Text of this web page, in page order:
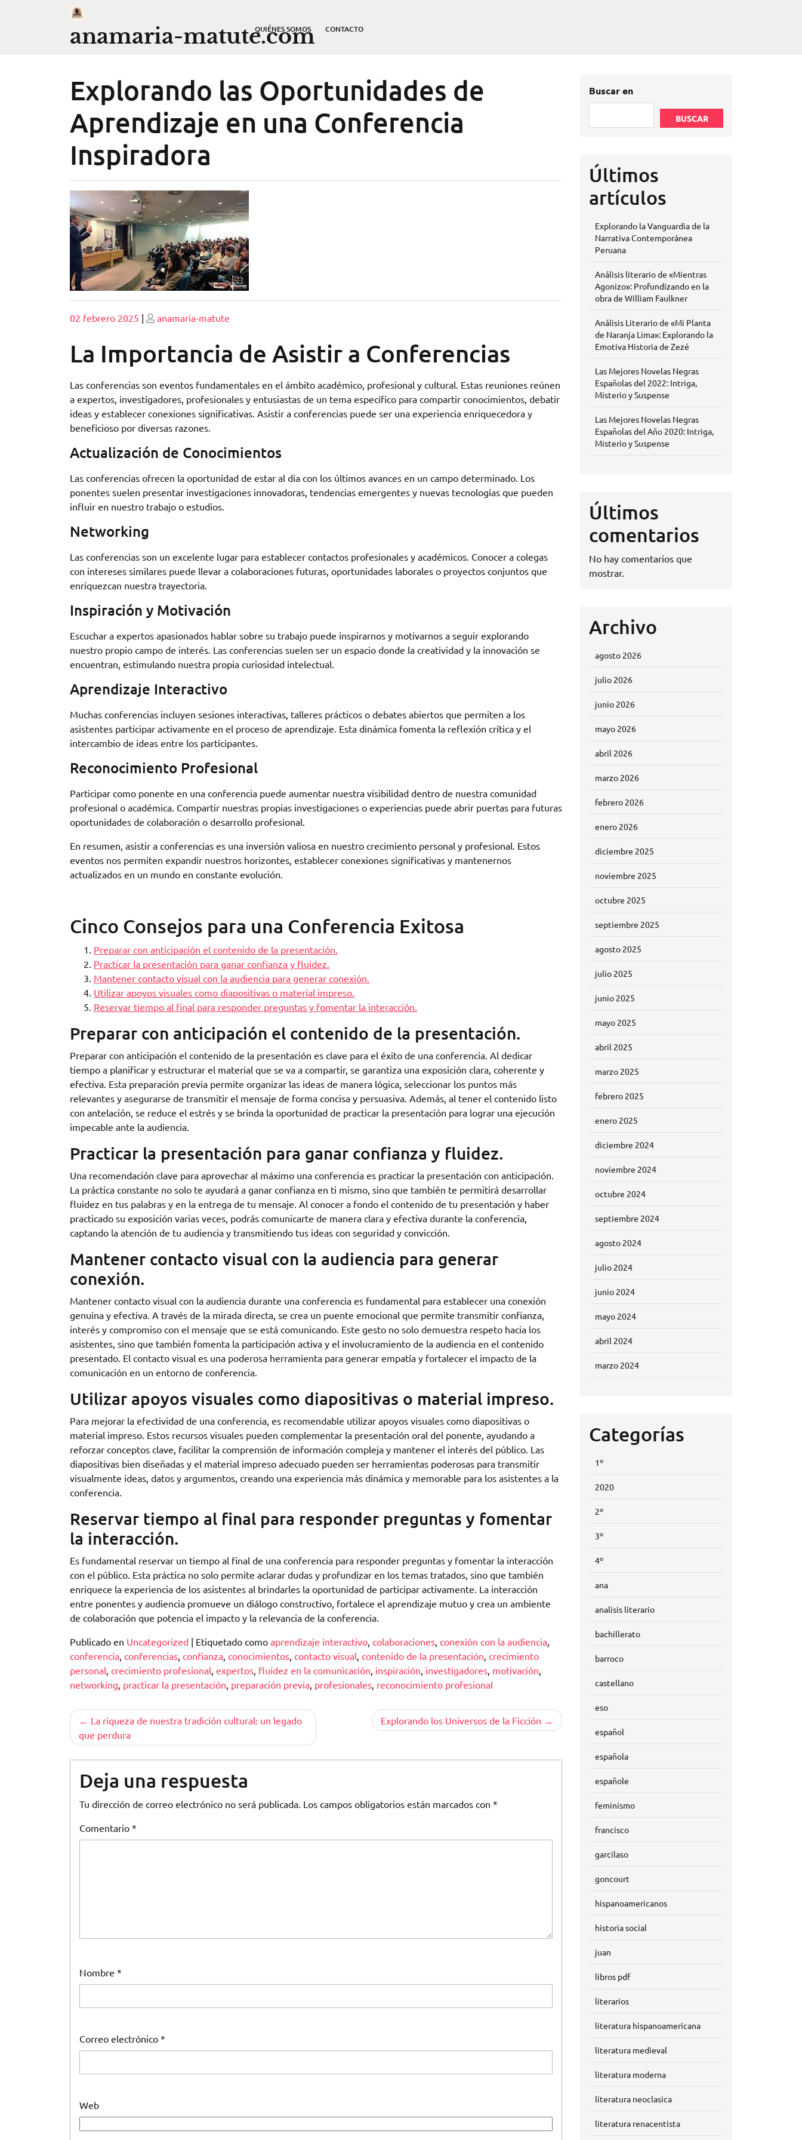
anamaria-matute.com
QUIÉNES SOMOS CONTACTO
Explorando las Oportunidades de
Aprendizaje en una Conferencia
Inspiradora
Publicado
02 febrero 2025 | Publicado
anamaria-matute
La Importancia de Asistir a Conferencias
Las conferencias son eventos fundamentales en el ámbito académico, profesional y cultural. Estas reuniones reúnen
a expertos, investigadores, profesionales y entusiastas de un tema específico para compartir conocimientos, debatir
ideas y establecer conexiones significativas. Asistir a conferencias puede ser una experiencia enriquecedora y
beneficioso por diversas razones.
Actualización de Conocimientos
Las conferencias ofrecen la oportunidad de estar al día con los últimos avances en un campo determinado. Los
ponentes suelen presentar investigaciones innovadoras, tendencias emergentes y nuevas tecnologías que pueden
influir en nuestro trabajo o estudios.
Networking
Las conferencias son un excelente lugar para establecer contactos profesionales y académicos. Conocer a colegas
con intereses similares puede llevar a colaboraciones futuras, oportunidades laborales o proyectos conjuntos que
enriquezcan nuestra trayectoria.
Inspiración y Motivación
Escuchar a expertos apasionados hablar sobre su trabajo puede inspirarnos y motivarnos a seguir explorando
nuestro propio campo de interés. Las conferencias suelen ser un espacio donde la creatividad y la innovación se
encuentran, estimulando nuestra propia curiosidad intelectual.
Aprendizaje Interactivo
Muchas conferencias incluyen sesiones interactivas, talleres prácticos o debates abiertos que permiten a los
asistentes participar activamente en el proceso de aprendizaje. Esta dinámica fomenta la reflexión crítica y el
intercambio de ideas entre los participantes.
Reconocimiento Profesional
Participar como ponente en una conferencia puede aumentar nuestra visibilidad dentro de nuestra comunidad
profesional o académica. Compartir nuestras propias investigaciones o experiencias puede abrir puertas para futuras
oportunidades de colaboración o desarrollo profesional.
En resumen, asistir a conferencias es una inversión valiosa en nuestro crecimiento personal y profesional. Estos
eventos nos permiten expandir nuestros horizontes, establecer conexiones significativas y mantenernos
actualizados en un mundo en constante evolución.
Cinco Consejos para una Conferencia Exitosa
Preparar con anticipación el contenido de la presentación.
Practicar la presentación para ganar confianza y fluidez.
Mantener contacto visual con la audiencia para generar conexión.
Utilizar apoyos visuales como diapositivas o material impreso.
Reservar tiempo al final para responder preguntas y fomentar la interacción.
Preparar con anticipación el contenido de la presentación.
Preparar con anticipación el contenido de la presentación es clave para el éxito de una conferencia. Al dedicar
tiempo a planificar y estructurar el material que se va a compartir, se garantiza una exposición clara, coherente y
efectiva. Esta preparación previa permite organizar las ideas de manera lógica, seleccionar los puntos más
relevantes y asegurarse de transmitir el mensaje de forma concisa y persuasiva. Además, al tener el contenido listo
con antelación, se reduce el estrés y se brinda la oportunidad de practicar la presentación para lograr una ejecución
impecable ante la audiencia.
Practicar la presentación para ganar confianza y fluidez.
Una recomendación clave para aprovechar al máximo una conferencia es practicar la presentación con anticipación.
La práctica constante no solo te ayudará a ganar confianza en ti mismo, sino que también te permitirá desarrollar
fluidez en tus palabras y en la entrega de tu mensaje. Al conocer a fondo el contenido de tu presentación y haber
practicado su exposición varias veces, podrás comunicarte de manera clara y efectiva durante la conferencia,
captando la atención de tu audiencia y transmitiendo tus ideas con seguridad y convicción.
Mantener contacto visual con la audiencia para generar
conexión.
Mantener contacto visual con la audiencia durante una conferencia es fundamental para establecer una conexión
genuina y efectiva. A través de la mirada directa, se crea un puente emocional que permite transmitir confianza,
interés y compromiso con el mensaje que se está comunicando. Este gesto no solo demuestra respeto hacia los
asistentes, sino que también fomenta la participación activa y el involucramiento de la audiencia en el contenido
presentado. El contacto visual es una poderosa herramienta para generar empatía y fortalecer el impacto de la
comunicación en un entorno de conferencia.
Utilizar apoyos visuales como diapositivas o material impreso.
Para mejorar la efectividad de una conferencia, es recomendable utilizar apoyos visuales como diapositivas o
material impreso. Estos recursos visuales pueden complementar la presentación oral del ponente, ayudando a
reforzar conceptos clave, facilitar la comprensión de información compleja y mantener el interés del público. Las
diapositivas bien diseñadas y el material impreso adecuado pueden ser herramientas poderosas para transmitir
visualmente ideas, datos y argumentos, creando una experiencia más dinámica y memorable para los asistentes a la
conferencia.
Reservar tiempo al final para responder preguntas y fomentar
la interacción.
Es fundamental reservar un tiempo al final de una conferencia para responder preguntas y fomentar la interacción
con el público. Esta práctica no solo permite aclarar dudas y profundizar en los temas tratados, sino que también
enriquece la experiencia de los asistentes al brindarles la oportunidad de participar activamente. La interacción
entre ponentes y audiencia promueve un diálogo constructivo, fortalece el aprendizaje mutuo y crea un ambiente
de colaboración que potencia el impacto y la relevancia de la conferencia.
Publicado en Uncategorized | Etiquetado como aprendizaje interactivo, colaboraciones, conexión con la audiencia,
conferencia, conferencias, confianza, conocimientos, contacto visual, contenido de la presentación, crecimiento
personal, crecimiento profesional, expertos, fluidez en la comunicación, inspiración, investigadores, motivación,
networking, practicar la presentación, preparación previa, profesionales, reconocimiento profesional
Navegación
de
entradas
La riqueza de nuestra tradición cultural: un legado
que perdura
Explorando los Universos de la Ficción
Deja una respuesta
Tu dirección de correo electrónico no será publicada. Los campos obligatorios están marcados con *
Comentario *
Nombre *
Correo electrónico *
Web
Buscar en
BUSCAR
Últimos
artículos
Explorando la Vanguardia de la
Narrativa Contemporánea
Peruana
Análisis literario de «Mientras
Agonizo»: Profundizando en la
obra de William Faulkner
Análisis Literario de «Mi Planta
de Naranja Lima»: Explorando la
Emotiva Historia de Zezé
Las Mejores Novelas Negras
Españolas del 2022: Intriga,
Misterio y Suspense
Las Mejores Novelas Negras
Españolas del Año 2020: Intriga,
Misterio y Suspense
Últimos
comentarios
No hay comentarios que
mostrar.
Archivo
agosto 2026
julio 2026
junio 2026
mayo 2026
abril 2026
marzo 2026
febrero 2026
enero 2026
diciembre 2025
noviembre 2025
octubre 2025
septiembre 2025
agosto 2025
julio 2025
junio 2025
mayo 2025
abril 2025
marzo 2025
febrero 2025
enero 2025
diciembre 2024
noviembre 2024
octubre 2024
septiembre 2024
agosto 2024
julio 2024
junio 2024
mayo 2024
abril 2024
marzo 2024
Categorías
1º
2020
2º
3º
4º
ana
analisis literario
bachillerato
barroco
castellano
eso
español
española
españole
feminismo
francisco
garcilaso
goncourt
hispanoamericanos
historia social
juan
libros pdf
literarios
literatura hispanoamericana
literatura medieval
literatura moderna
literatura neoclasica
literatura renacentista